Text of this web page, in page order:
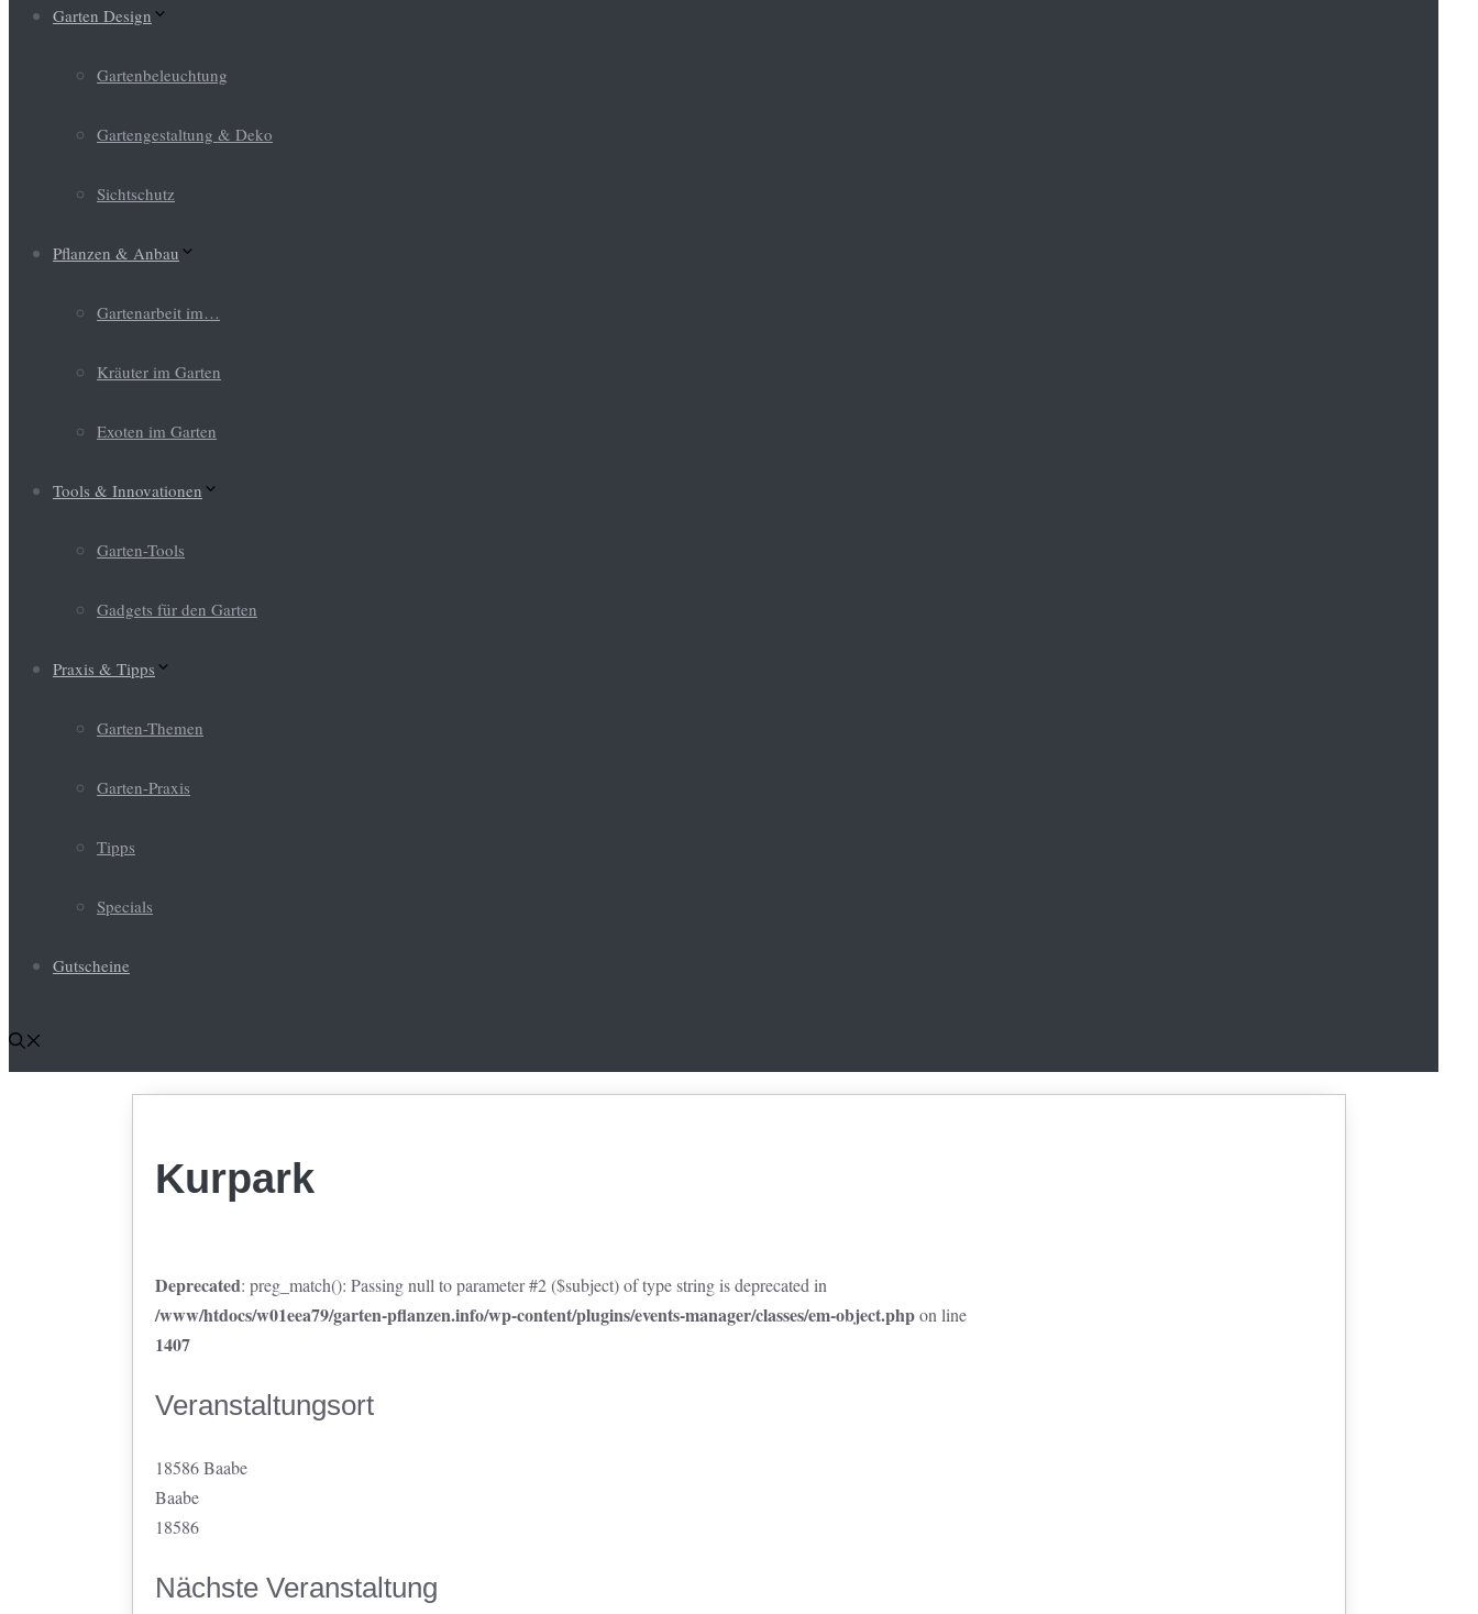
Garten Design
Gartenbeleuchtung
Gartengestaltung & Deko
Sichtschutz
Pflanzen & Anbau
Gartenarbeit im…
Kräuter im Garten
Exoten im Garten
Tools & Innovationen
Garten-Tools
Gadgets für den Garten
Praxis & Tipps
Garten-Themen
Garten-Praxis
Tipps
Specials
Gutscheine
Kurpark
Deprecated: preg_match(): Passing null to parameter #2 ($subject) of type string is deprecated in
/www/htdocs/w01eea79/garten-pflanzen.info/wp-content/plugins/events-manager/classes/em-object.phpon line
1407
Veranstaltungsort
18586 Baabe
Baabe
18586
Nächste Veranstaltung